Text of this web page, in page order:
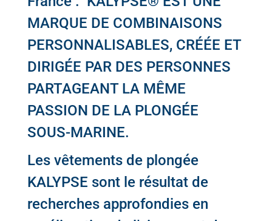
MARQUE DE COMBINAISONS
PERSONNALISABLES, CRÉÉE ET
DIRIGÉE PAR DES PERSONNES
PARTAGEANT LA MÊME
PASSION DE LA PLONGÉE
SOUS-MARINE.
Les vêtements de plongée
KALYPSE sont le résultat de
recherches approfondies en